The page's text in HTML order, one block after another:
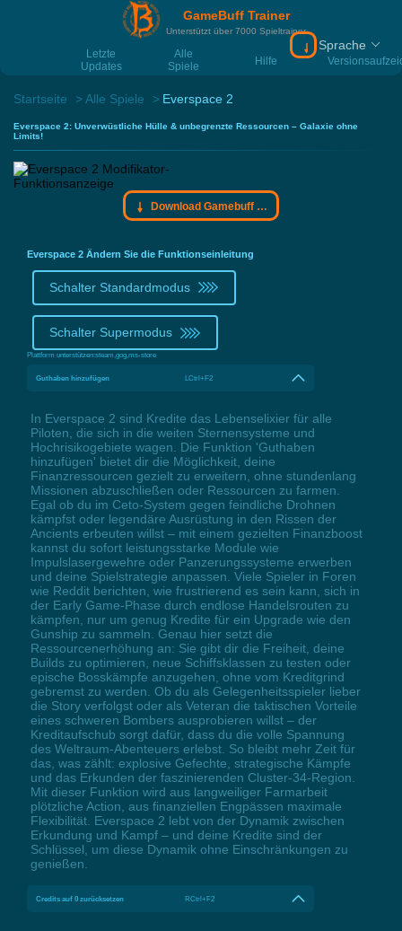
GameBuff Trainer
Unterstützt über 7000 Spieltrainer
Letzte
Updates
Alle
Spiele
Hilfe
Download
Sprache
Startseite Alle Spiele Everspace 2
Everspace 2: Unverwüstliche Hülle & unbegrenzte Ressourcen – Galaxie ohne
Limits!
Download Gamebuff Trainer
Everspace 2 Ändern Sie die Funktionseinleitung
Schalter Standardmodus
Schalter Supermodus
Plattform unterstützen:steam,gog,ms-store
Guthaben hinzufügen LCtrl+F2
In Everspace 2 sind Kredite das Lebenselixier für alle
Piloten, die sich in die weiten Sternensysteme und
Hochrisikogebiete wagen. Die Funktion 'Guthaben
hinzufügen' bietet dir die Möglichkeit, deine
Finanzressourcen gezielt zu erweitern, ohne stundenlang
Missionen abzuschließen oder Ressourcen zu farmen.
Egal ob du im Ceto-System gegen feindliche Drohnen
kämpfst oder legendäre Ausrüstung in den Rissen der
Ancients erbeuten willst – mit einem gezielten Finanzboost
kannst du sofort leistungsstarke Module wie
Impulslasergewehre oder Panzerungssysteme erwerben
und deine Spielstrategie anpassen. Viele Spieler in Foren
wie Reddit berichten, wie frustrierend es sein kann, sich in
der Early Game-Phase durch endlose Handelsrouten zu
kämpfen, nur um genug Kredite für ein Upgrade wie den
Gunship zu sammeln. Genau hier setzt die
Ressourcenerhöhung an: Sie gibt dir die Freiheit, deine
Builds zu optimieren, neue Schiffsklassen zu testen oder
epische Bosskämpfe anzugehen, ohne vom Kreditgrind
gebremst zu werden. Ob du als Gelegenheitsspieler lieber
die Story verfolgst oder als Veteran die taktischen Vorteile
eines schweren Bombers ausprobieren willst – der
Kreditaufschub sorgt dafür, dass du die volle Spannung
des Weltraum-Abenteuers erlebst. So bleibt mehr Zeit für
das, was zählt: explosive Gefechte, strategische Kämpfe
und das Erkunden der faszinierenden Cluster-34-Region.
Mit dieser Funktion wird aus langweiliger Farmarbeit
plötzliche Action, aus finanziellen Engpässen maximale
Flexibilität. Everspace 2 lebt von der Dynamik zwischen
Erkundung und Kampf – und deine Kredite sind der
Schlüssel, um diese Dynamik ohne Einschränkungen zu
genießen.
Credits auf 0 zurücksetzen RCtrl+F2